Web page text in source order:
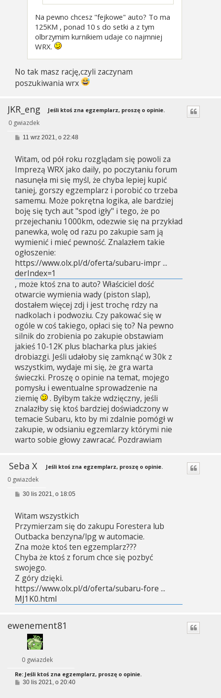
Na pewno chcesz "fejkowe" auto? To ma
125KM , ponad 10 s do setki a z tym
olbrzymim kurnikiem udaje co najmniej
WRX.
No tak masz rację,czyli zaczynam
poszukiwania wrx
JKR_eng
0 gwiazdek
Jeśli ktoś zna egzemplarz, proszę o opinie.
P
t
11 wrz 2021, o 22:48
Witam, od pół roku rozglądam się powoli za
Imprezą WRX jako daily, po poczytaniu forum
nasunęła mi się myśl, że chyba lepiej kupić
taniej, gorszy egzemplarz i porobić co trzeba
samemu. Może pokrętna logika, ale bardziej
boję się tych aut "spod igły" i tego, że po
przejechaniu 1000km, odezwie się na przykład
panewka, wolę od razu po zakupie sam ją
wymienić i mieć pewność. Znalazłem takie
ogłoszenie:
https://www.olx.pl/d/oferta/subaru-impr ...
derIndex=1
, może ktoś zna to auto? Właściciel dość
otwarcie wymienia wady (piston slap),
dostałem więcej zdj i jest trochę rdzy na
nadkolach i podwoziu. Czy pakować się w
ogóle w coś takiego, opłaci się to? Na pewno
silnik do zrobienia po zakupie obstawiam
jakieś 10-12K plus blacharka plus jakieś
drobiazgi. Jeśli udałoby się zamknąć w 30k z
wszystkim, wydaje mi się, że gra warta
świeczki. Proszę o opinie na temat, mojego
pomysłu i ewentualne sprowadzenie na
ziemię
. Byłbym także wdzięczny, jeśli
znalazłby się ktoś bardziej doświadczony w
temacie Subaru, kto by mi zdalnie pomógł w
zakupie, w odsianiu egzemlarzy którymi nie
warto sobie głowy zawracać. Pozdrawiam
Seba X
0 gwiazdek
Jeśli ktoś zna egzemplarz, proszę o opinie.
P
t
30 lis 2021, o 18:05
Witam wszystkich
Przymierzam się do zakupu Forestera lub
Outbacka benzyna/lpg w automacie.
Zna może ktoś ten egzemplarz???
Chyba że ktoś z forum chce się pozbyć
swojego.
Z góry dzięki.
https://www.olx.pl/d/oferta/subaru-fore ...
MJ1K0.html
ewenement81
0 gwiazdek
Re: Jeśli ktoś zna egzemplarz, proszę o opinie.
P30 lis 2021, o 20:40